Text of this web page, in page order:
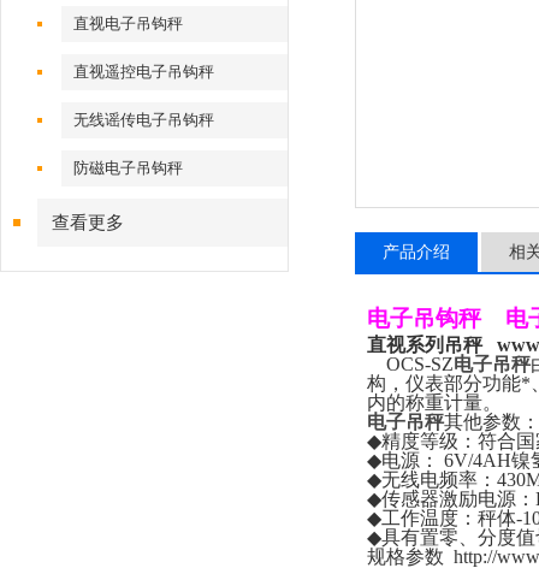
直视电子吊钩秤
直视遥控电子吊钩秤
无线谣传电子吊钩秤
防磁电子吊钩秤
查看更多
产品介绍 相
电子吊钩秤 电
直视系列吊秤
OCS-SZ电子吊秤
构，仪表部分功能*
内的称重计量。
电子吊秤其他参数：
◆精度等级：符合
◆电源： 6V/4AH镍
◆无线电频率：
◆传感器激励电源：
◆工作温度：秤体-
◆具有置零、分度
规格参数 http://